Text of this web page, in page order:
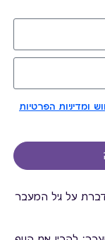
על גיל המעבר
ומדיניות הפרטיות